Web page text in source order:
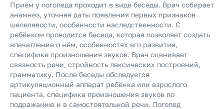
Приём у логопеда проходит в виде беседы. Врач собирает
анамнез, уточняя даты появления первых признаков
шепелявости, особенности наследственности. С
ребёнком проводится беседа, которая позволяет создать
впечатление о нём, особенностях его развития,
специфике произношения звуков. Врач оценивает
связность речи, стройность лексических построений,
грамматику. После беседы обследуется
артикуляционный аппарат ребёнка или взрослого
пациента, специфика произношения звуков по
подражанию и в самостоятельной речи. Логопед